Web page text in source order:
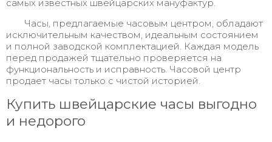
самых известных швейцарских мануфактур.
Часы, предлагаемые часовым центром, обладают
исключительным качеством, идеальным состоянием
и полной заводской комплектацией. Каждая модель
перед продажей тщательно проверяется на
функциональность и исправность. Часовой центр
продает часы только с чистой историей.
Купить швейцарские часы выгодно
и недорого